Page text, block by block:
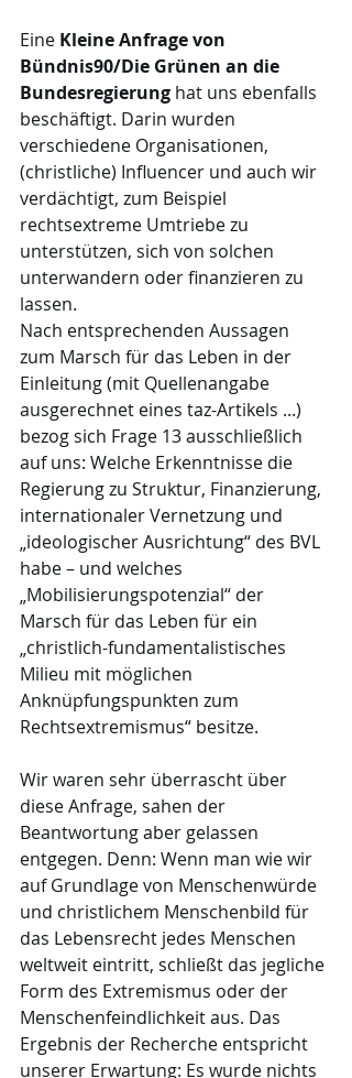
Eine Kleine Anfrage von
Bündnis90/Die Grünen an die
Bundesregierung hat uns ebenfalls
beschäftigt. Darin wurden
verschiedene Organisationen,
(christliche) Influencer und auch wir
verdächtigt, zum Beispiel
rechtsextreme Umtriebe zu
unterstützen, sich von solchen
unterwandern oder finanzieren zu
lassen.
Nach entsprechenden Aussagen
zum Marsch für das Leben in der
Einleitung (mit Quellenangabe
ausgerechnet eines taz-Artikels ...)
bezog sich Frage 13 ausschließlich
auf uns: Welche Erkenntnisse die
Regierung zu Struktur, Finanzierung,
internationaler Vernetzung und
„ideologischer Ausrichtung“ des BVL
habe – und welches
„Mobilisierungspotenzial“ der
Marsch für das Leben für ein
„christlich-fundamentalistisches
Milieu mit möglichen
Anknüpfungspunkten zum
Rechtsextremismus“ besitze.
Wir waren sehr überrascht über
diese Anfrage, sahen der
Beantwortung aber gelassen
entgegen. Denn: Wenn man wie wir
auf Grundlage von Menschenwürde
und christlichem Menschenbild für
das Lebensrecht jedes Menschen
weltweit eintritt, schließt das jegliche
Form des Extremismus oder der
Menschenfeindlichkeit aus. Das
Ergebnis der Recherche entspricht
unserer Erwartung: Es wurde nichts